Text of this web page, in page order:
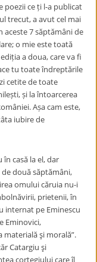
poezii ce ți l-a publicat
trecut, a avut cel mai
aceste 7 săptămâni de
o mie este toată
a doua, care va fi
tu toate îndreptările
cetite de toate
și la întoarcerea
Așa cam este,
iubire de
casă la el, dar
două săptămâni,
omului căruia nu-i
prietenii, în
internat pe Eminescu
Eminovici,
şi morală”.
Catargiu şi
cortegiului care îl